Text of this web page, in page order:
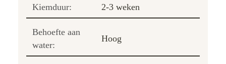
Kiemduur: 2-3 weken
Behoefte aan
water:
Hoog